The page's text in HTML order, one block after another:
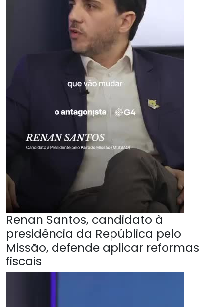
Renan Santos, candidato à
presidência da República pelo
Missão, defende aplicar reformas
fiscais